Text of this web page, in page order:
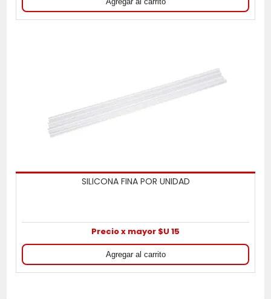
SILICONA FINA POR UNIDAD
Precio x mayor $U 15